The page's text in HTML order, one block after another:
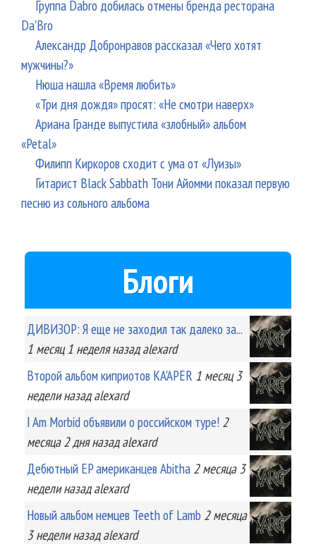
Группа Dabro добилась отмены бренда ресторана
Da'Bro
Александр Добронравов рассказал «Чего хотят
мужчины?»
Нюша нашла «Время любить»
«Три дня дождя» просят: «Не смотри наверх»
Ариана Гранде выпустила «злобный» альбом
«Petal»
Филипп Киркоров сходит с ума от «Луизы»
Гитарист Black Sabbath Тони Айомми показал первую
песню из сольного альбома
Блоги
ДИВИЗОР: Я еще не заходил так далеко за...
1 месяц 1 неделяназад alexard
Второй альбом киприотов KA'APER 1 месяц 3
неделиназад alexard
I Am Morbid объявили о российском туре! 2
месяца 2 дняназад alexard
Дебютный EP американцев Abitha 2 месяца 3
неделиназад alexard
Новый альбом немцев Teeth of Lamb 2 месяца
3 неделиназад alexard